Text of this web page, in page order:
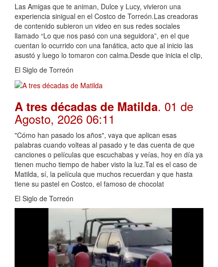
Las Amigas que te animan, Dulce y Lucy, vivieron una
experiencia sinigual en el Costco de Torreón.Las creadoras
de contenido subieron un video en sus redes sociales
llamado “Lo que nos pasó con una seguidora”, en el que
cuentan lo ocurrido con una fanática, acto que al inicio las
asustó y luego lo tomaron con calma.Desde que inicia el clip,
El Siglo de Torreón
A tres décadas de Matilda. 01 de
Agosto, 2026 06:11
"Cómo han pasado los años", vaya que aplican esas
palabras cuando volteas al pasado y te das cuenta de que
canciones o películas que escuchabas y veías, hoy en día ya
tienen mucho tiempo de haber visto la luz.Tal es el caso de
Matilda, sí, la película que muchos recuerdan y que hasta
tiene su pastel en Costco, el famoso de chocolat
El Siglo de Torreón